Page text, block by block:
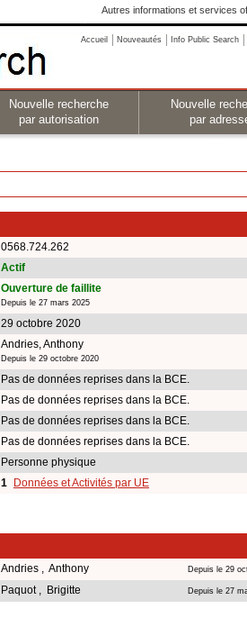
Autres informations et services
Accueil Nouveautés Info Public Search
Nouvelle recherche
par autorisation
Nouvelle
par
0568.724.262
Actif
Ouverture de faillite
Depuis le 27 mars 2025
29 octobre 2020
Andries, Anthony
Depuis le 29 octobre 2020
Pas de données reprises dans la BCE.
Pas de données reprises dans la BCE.
Pas de données reprises dans la BCE.
Pas de données reprises dans la BCE.
Personne physique
1 Données et Activités par UE
Andries , Anthony Depuis le 29
Paquot , Brigitte Depuis le 27